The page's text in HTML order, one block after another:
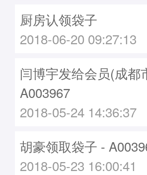
厨房认领袋子
2018-06-20 09:27:13
闫博宇发给会员(成
A003967
2018-05-24 14:36:37
胡豪领取袋子 -
2018-05-23 16:00:41